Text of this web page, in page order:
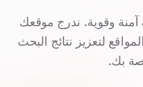
وقوية. ندرج موقعك
لتعزيز نتائج البحث
بك.